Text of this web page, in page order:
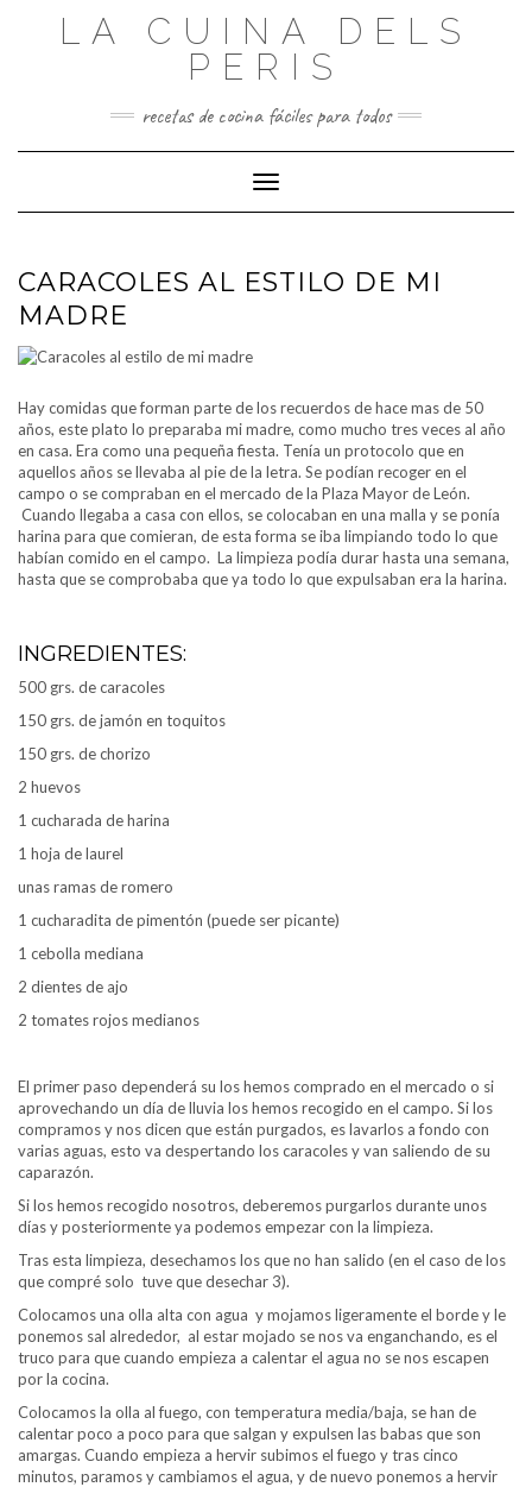
LA CUINA DELS
PERIS
recetas de cocina fáciles para todos
Cambiar modo de navegación
CARACOLES AL ESTILO DE MI
MADRE
Hay comidas que forman parte de los recuerdos de hace mas de 50
años, este plato lo preparaba mi madre, como mucho tres veces al año
en casa. Era como una pequeña fiesta. Tenía un protocolo que en
aquellos años se llevaba al pie de la letra. Se podían recoger en el
campo o se compraban en el mercado de la Plaza Mayor de León.
Cuando llegaba a casa con ellos, se colocaban en una malla y se ponía
harina para que comieran, de esta forma se iba limpiando todo lo que
habían comido en el campo. La limpieza podía durar hasta una semana,
hasta que se comprobaba que ya todo lo que expulsaban era la harina.
INGREDIENTES:
500 grs. de caracoles
150 grs. de jamón en toquitos
150 grs. de chorizo
2 huevos
1 cucharada de harina
1 hoja de laurel
unas ramas de romero
1 cucharadita de pimentón (puede ser picante)
1 cebolla mediana
2 dientes de ajo
2 tomates rojos medianos
El primer paso dependerá su los hemos comprado en el mercado o si
aprovechando un día de lluvia los hemos recogido en el campo. Si los
compramos y nos dicen que están purgados, es lavarlos a fondo con
varias aguas, esto va despertando los caracoles y van saliendo de su
caparazón.
Si los hemos recogido nosotros, deberemos purgarlos durante unos
días y posteriormente ya podemos empezar con la limpieza.
Tras esta limpieza, desechamos los que no han salido (en el caso de los
que compré solo tuve que desechar 3).
Colocamos una olla alta con agua y mojamos ligeramente el borde y le
ponemos sal alrededor, al estar mojado se nos va enganchando, es el
truco para que cuando empieza a calentar el agua no se nos escapen
por la cocina.
Colocamos la olla al fuego, con temperatura media/baja, se han de
calentar poco a poco para que salgan y expulsen las babas que son
amargas. Cuando empieza a hervir subimos el fuego y tras cinco
minutos, paramos y cambiamos el agua, y de nuevo ponemos a hervir